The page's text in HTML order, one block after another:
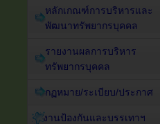
หลักเกณฑ์การบริหารและ
พัฒนาทรัพยากรบุคคล
รายงานผลการบริหาร
ทรัพยากรบุคคล
กฏหมาย/ระเบียบ/ประกาศ
งานป้องกันและบรรเทาฯ